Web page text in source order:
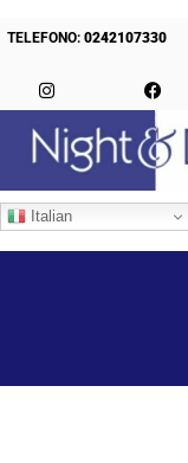
TELEFONO:0242107330
Italian